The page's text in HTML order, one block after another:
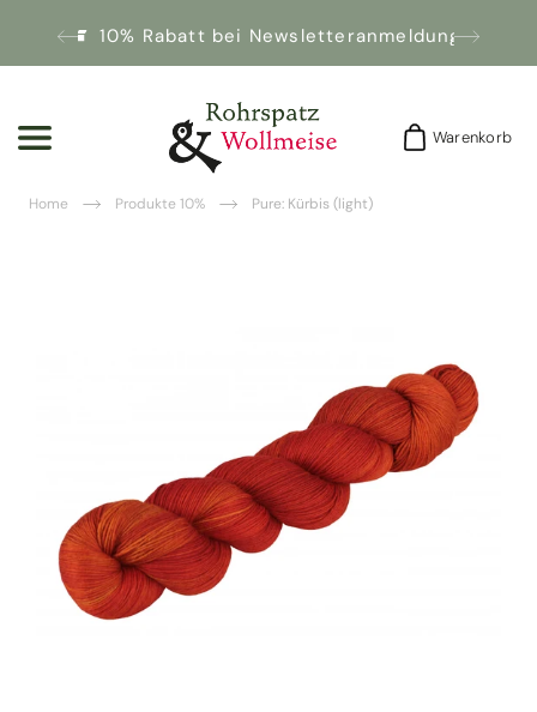
10% Rabatt bei Newsletteranmeldung!
Warenkorb
Warenkorb
Home Produkte 10% Pure: Kürbis (light)